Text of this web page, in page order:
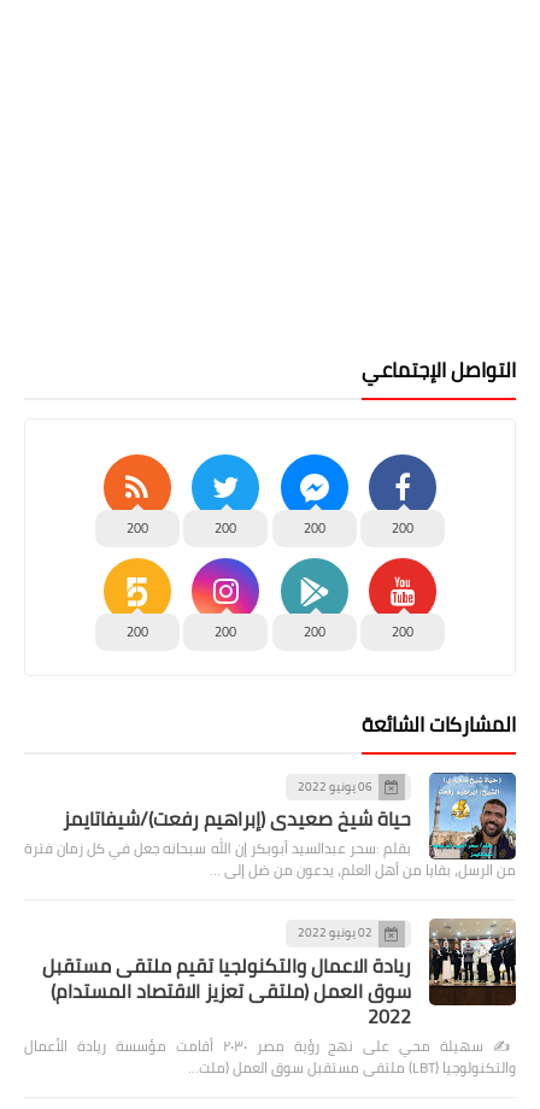
التواصل الإجتماعي
200
200
200
200
200
200
200
200
المشاركات الشائعة
06 يونيو 2022
حياة شيخ صعيدى (إبراهيم رفعت)/شيفاتايمز
بقلم :سحر عبدالسيد أبوبكر إن الله سبحانه جعل في كل زمان فترة
من الرسل، بقايا من أهل العلم، يدعون من ضل إلى …
02 يونيو 2022
ريادة الاعمال والتكنولجيا تقيم ملتقى مستقبل
سوق العمل (ملتقى تعزيز الاقتصاد المستدام)
2022
✍️ سهيلة محي على نهج رؤية مصر ٢٠٣٠ أقامت مؤسسة ريادة الأعمال
والتكنولوجيا (LBT) ملتقى مستقبل سوق العمل (ملت…